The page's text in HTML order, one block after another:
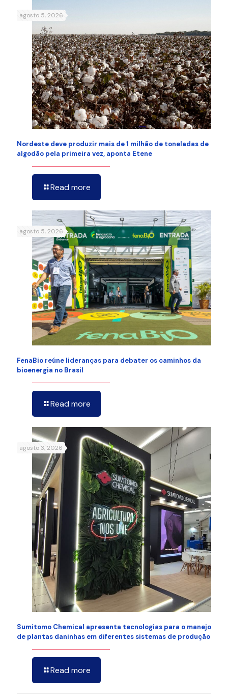
agosto 5, 2026
Nordeste deve produzir mais de 1 milhão de toneladas de
algodão pela primeira vez, aponta Etene
Read more
agosto 5, 2026
FenaBio reúne lideranças para debater os caminhos da
bioenergia no Brasil
Read more
agosto 3, 2026
Sumitomo Chemical apresenta tecnologias para o manejo
de plantas daninhas em diferentes sistemas de produção
Read more